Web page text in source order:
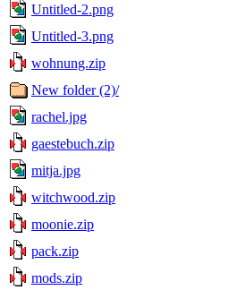
Untitled-2.png
Untitled-3.png
wohnung.zip
New folder (2)/
rachel.jpg
gaestebuch.zip
mitja.jpg
witchwood.zip
moonie.zip
pack.zip
mods.zip